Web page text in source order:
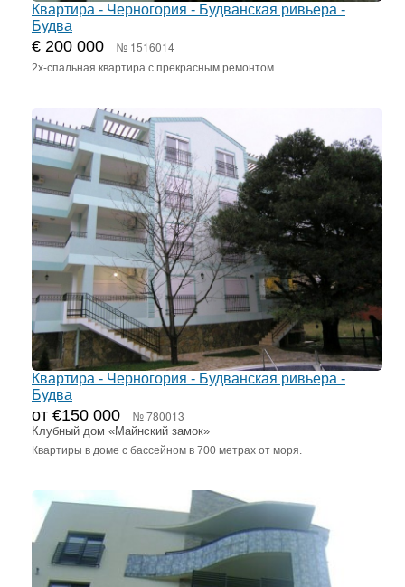
Квартира - Черногория - Будванская ривьера -
Будва
€ 200 000 № 1516014
2х-спальная квартира с прекрасным ремонтом.
Квартира - Черногория - Будванская ривьера -
Будва
от €150 000 № 780013
Клубный дом «Майнский замок»
Квартиры в доме с бассейном в 700 метрах от моря.